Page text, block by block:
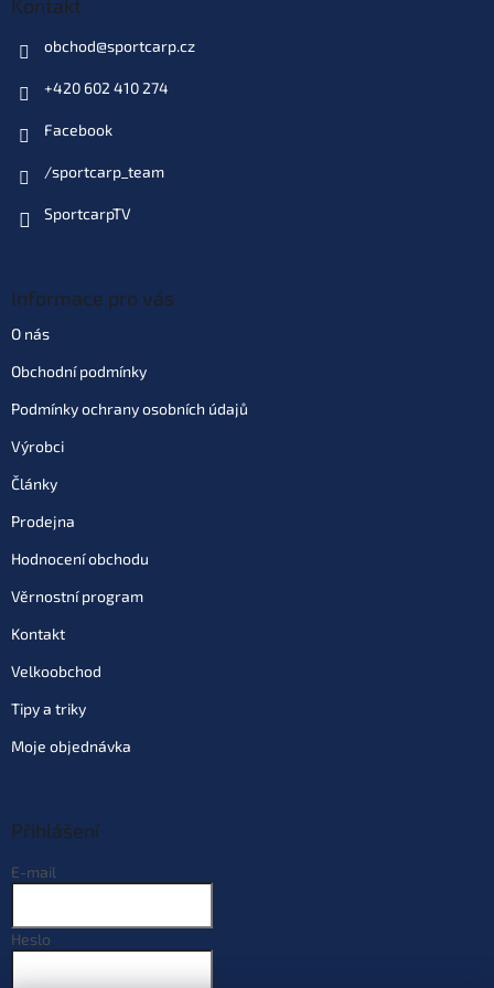
Kontakt
obchod@sportcarp.cz
+420 602 410 274
Facebook
/sportcarp_team
SportcarpTV
Informace pro vás
O nás
Obchodní podmínky
Podmínky ochrany osobních údajů
Výrobci
Články
Prodejna
Hodnocení obchodu
Věrnostní program
Kontakt
Velkoobchod
Tipy a triky
Moje objednávka
Přihlášení
E-mail
Heslo